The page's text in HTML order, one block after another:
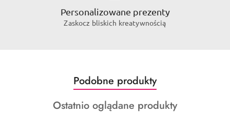
Personalizowane prezenty
Zaskocz bliskich kreatywnością
Pomiń karuzelę produktów
Produkty
o
statusie:
Podobne produkty
Produkty
Ostatnio oglądane produkty